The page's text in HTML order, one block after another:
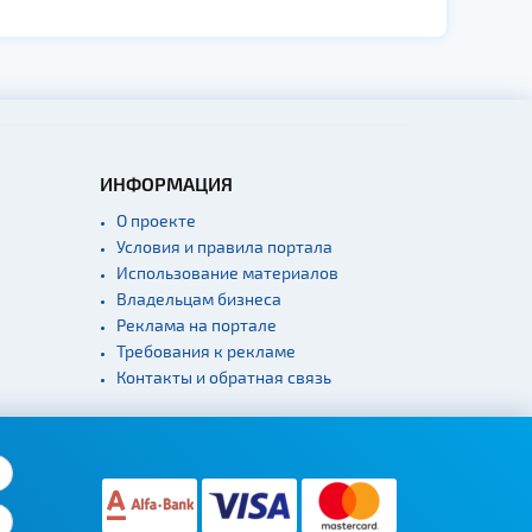
ИНФОРМАЦИЯ
О проекте
Условия и правила портала
Использование материалов
Владельцам бизнеса
Реклама на портале
Требования к рекламе
Контакты и обратная связь